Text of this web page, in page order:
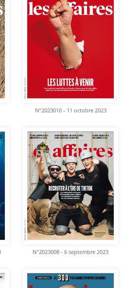
N°2023010 - 11 octobre 2023
N°2023008 - 6 septembre 2023